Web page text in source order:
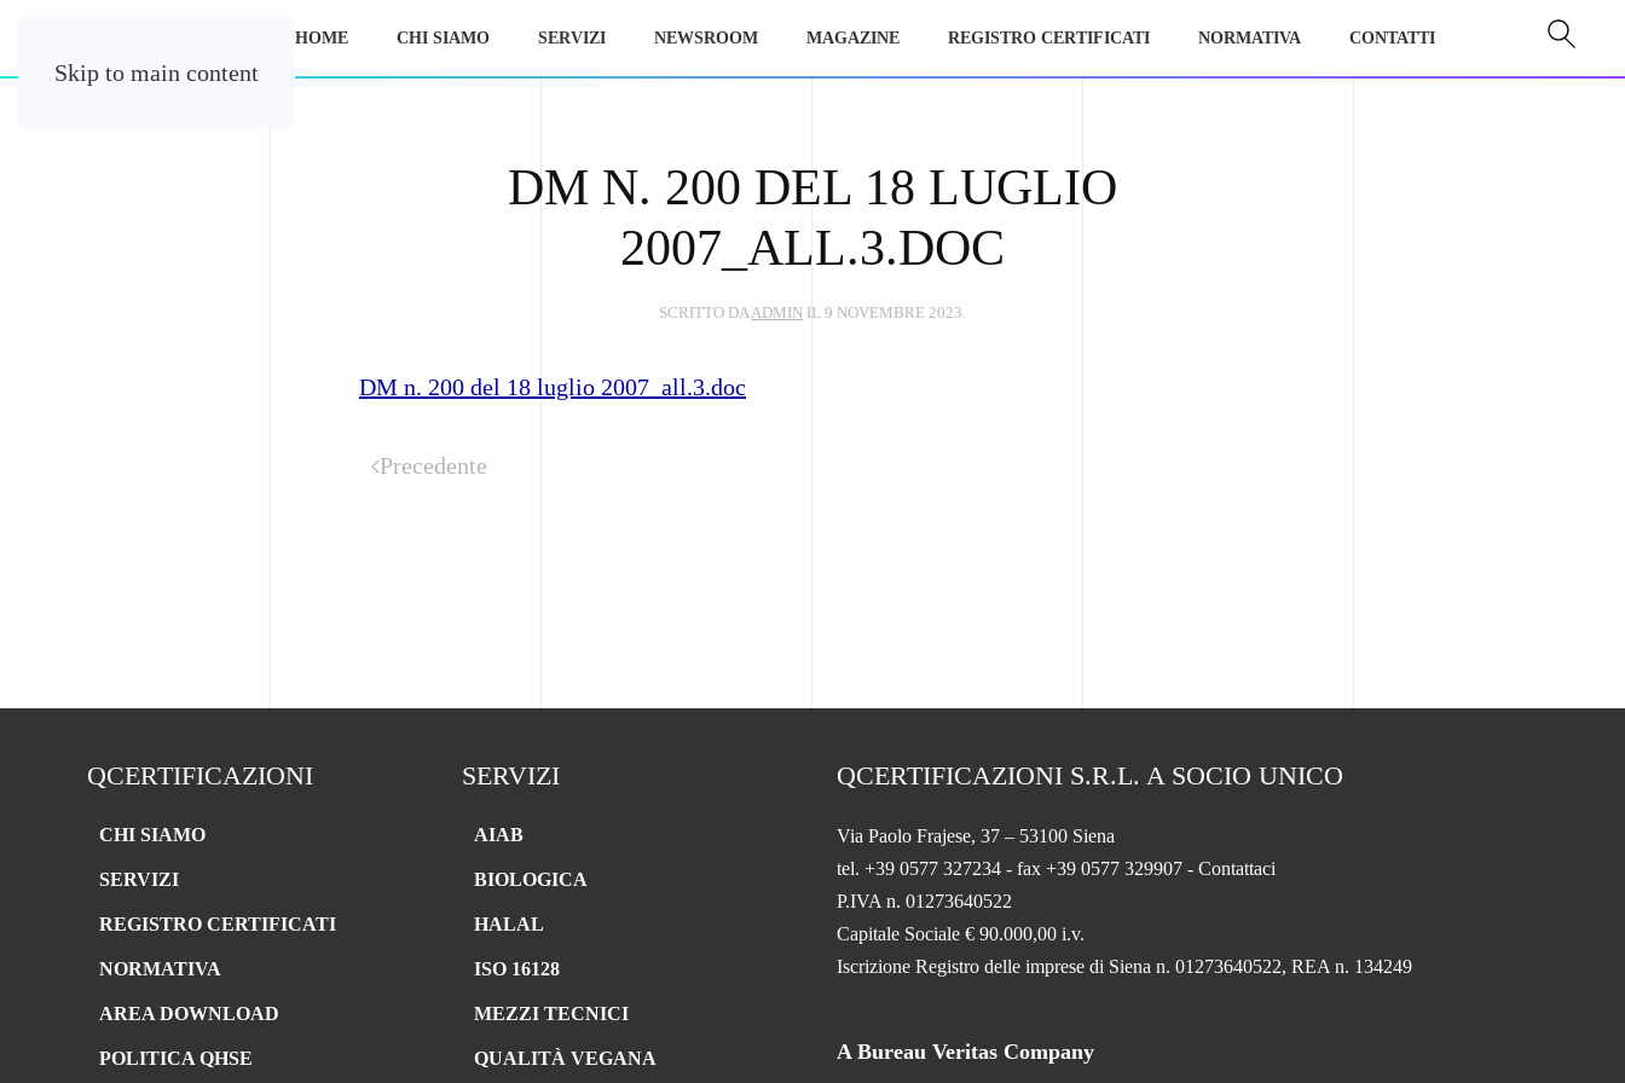
Skip to main content
HOME CHI SIAMO SERVIZI NEWSROOM MAGAZINE REGISTRO CERTIFICATI NORMATIVA CONTATTI
DM N. 200 DEL 18 LUGLIO
2007_ALL.3.DOC
SCRITTO DAADMIN IL 9 NOVEMBRE 2023.
DM n. 200 del 18 luglio 2007_all.3.doc
Precedente
QCERTIFICAZIONI
CHI SIAMO
SERVIZI
REGISTRO CERTIFICATI
NORMATIVA
AREA DOWNLOAD
POLITICA QHSE
SERVIZI
AIAB
BIOLOGICA
HALAL
ISO 16128
MEZZI TECNICI
QUALITÀ VEGANA
QCERTIFICAZIONI S.R.L. A SOCIO UNICO
Via Paolo Frajese, 37 – 53100 Siena
tel. +39 0577 327234 - fax +39 0577 329907 - Contattaci
P.IVA n. 01273640522
Capitale Sociale € 90.000,00 i.v.
Iscrizione Registro delle imprese di Siena n. 01273640522, REA n. 134249
A Bureau Veritas Company